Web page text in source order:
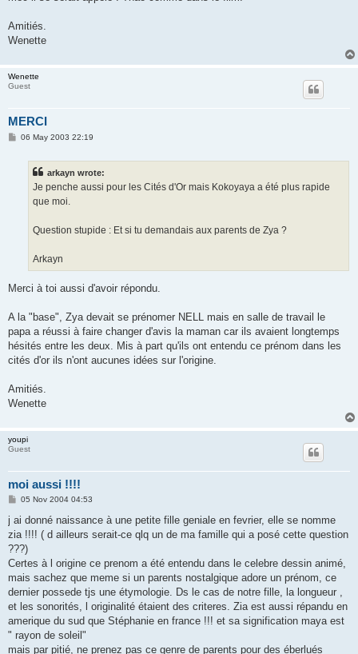
Amitiés.
Wenette
Wenette
Guest
MERCI
P06 May 2003 22:19
arkayn wrote:
Je penche aussi pour les Cités d'Or mais Kokoyaya a été plus rapide
que moi.
Question stupide : Et si tu demandais aux parents de Zya ?
Arkayn
Merci à toi aussi d'avoir répondu.
A la "base", Zya devait se prénomer NELL mais en salle de travail le
papa a réussi à faire changer d'avis la maman car ils avaient longtemps
hésités entre les deux. Mis à part qu'ils ont entendu ce prénom dans les
cités d'or ils n'ont aucunes idées sur l'origine.
Amitiés.
Wenette
youpi
Guest
moi aussi !!!!
P
s
05 Nov 2004 04:53
j ai donné naissance à une petite fille geniale en fevrier, elle se nomme
zia !!!! ( d ailleurs serait-ce qlq un de ma famille qui a posé cette question
???)
Certes à l origine ce prenom a été entendu dans le celebre dessin animé,
mais sachez que meme si un parents nostalgique adore un prénom, ce
dernier possede tjs une étymologie. Ds le cas de notre fille, la longueur ,
et les sonorités, l originalité étaient des criteres. Zia est aussi répandu en
amerique du sud que Stéphanie en france !!! et sa signification maya est
" rayon de soleil"
mais par pitié, ne prenez pas ce genre de parents pour des éberlués